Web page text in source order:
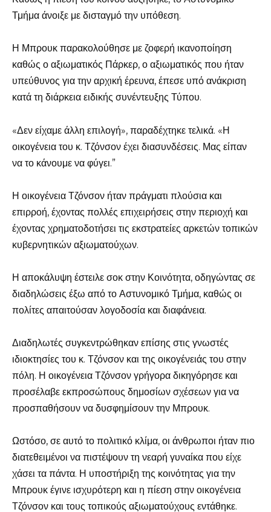
Τμήμα άνοιξε με δισταγμό την υπόθεση.
Η Μπρουκ παρακολούθησε με ζοφερή ικανοποίηση
καθώς ο αξιωματικός Πάρκερ, ο αξιωματικός που ήταν
υπεύθυνος για την αρχική έρευνα, έπεσε υπό ανάκριση
κατά τη διάρκεια ειδικής συνέντευξης Τύπου.
«Δεν είχαμε άλλη επιλογή», παραδέχτηκε τελικά. «Η
οικογένεια του κ. Τζόνσον έχει διασυνδέσεις. Μας είπαν
να το κάνουμε να φύγει.”
Η οικογένεια Τζόνσον ήταν πράγματι πλούσια και
επιρροή, έχοντας πολλές επιχειρήσεις στην περιοχή και
έχοντας χρηματοδοτήσει τις εκστρατείες αρκετών τοπικών
κυβερνητικών αξιωματούχων.
Η αποκάλυψη έστειλε σοκ στην Κοινότητα, οδηγώντας σε
διαδηλώσεις έξω από το Αστυνομικό Τμήμα, καθώς οι
πολίτες απαιτούσαν λογοδοσία και διαφάνεια.
Διαδηλωτές συγκεντρώθηκαν επίσης στις γνωστές
ιδιοκτησίες του κ. Τζόνσον και της οικογένειάς του στην
πόλη. Η οικογένεια Τζόνσον γρήγορα δικηγόρησε και
προσέλαβε εκπροσώπους δημοσίων σχέσεων για να
προσπαθήσουν να δυσφημίσουν την Μπρουκ.
Ωστόσο, σε αυτό το πολιτικό κλίμα, οι άνθρωποι ήταν πιο
διατεθειμένοι να πιστέψουν τη νεαρή γυναίκα που είχε
χάσει τα πάντα. Η υποστήριξη της κοινότητας για την
Μπρουκ έγινε ισχυρότερη και η πίεση στην οικογένεια
Τζόνσον και τους τοπικούς αξιωματούχους εντάθηκε.